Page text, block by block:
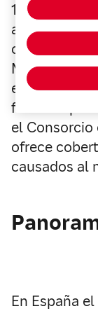
1994,
asegurador
esta
formada por
el Consorcio
ofrece
causados al
En España